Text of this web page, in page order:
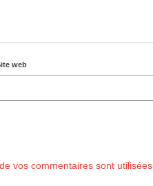
web
vos commentaires sont utilisées